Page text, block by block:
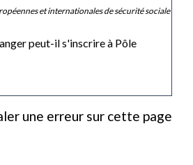
et internationales de sécurité sociale
peut-il s'inscrire à Pôle
une erreur sur cette page